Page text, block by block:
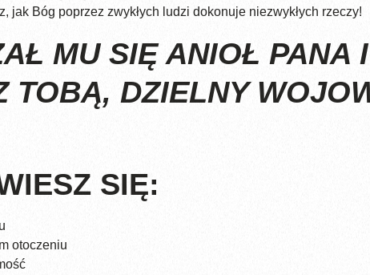
jak Bóg poprzez zwykłych ludzi dokonuje niezwykłych rzeczy!
MU SIĘ ANIOŁ PANA
TOBĄ, DZIELNY
SIĘ:
otoczeniu